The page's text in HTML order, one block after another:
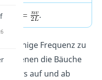
.
diejenige Frequenz zu
denen die Bäuche
auf und ab